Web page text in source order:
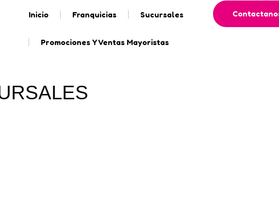
Inicio Franquicias Sucursales
Promociones Y Ventas Mayoristas